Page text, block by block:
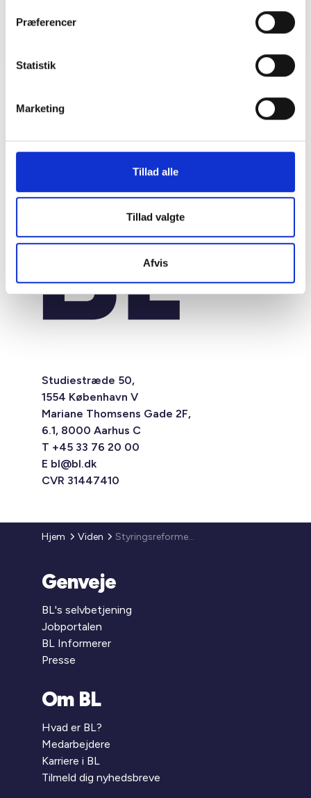
Præferencer
Statistik
Marketing
Tillad alle
Tillad valgte
Afvis
Studiestræde 50,
1554 København V
Mariane Thomsens Gade 2F,
6.1, 8000 Aarhus C
T +45 33 76 20 00
E bl@bl.dk
CVR 31447410
Hjem Viden Styringsreformen - fællespjece fra KL og BL
Genveje
BL's selvbetjening
Jobportalen
BL Informerer
Presse
Om BL
Hvad er BL?
Medarbejdere
Karriere i BL
Tilmeld dig nyhedsbreve